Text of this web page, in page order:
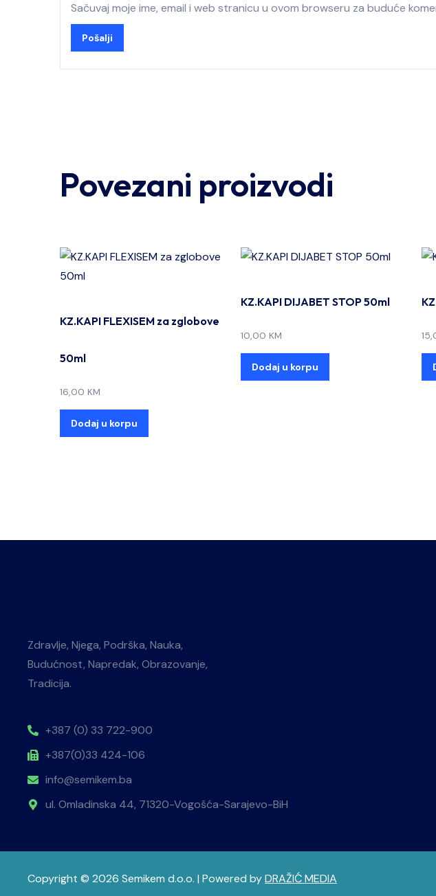
Sačuvaj moje ime, email i web stranicu u ovom browseru za buduće
Povezani proizvodi
KZ.KAPI FLEXISEM za zglobove
50ml
16,00 KM
Dodaj u korpu
KZ.KAPI DIJABET STOP 50ml
10,00 KM
Dodaj u korpu
Zdravlje, Njega, Podrška, Nauka,
Budućnost, Napredak, Obrazovanje,
Tradicija.
+387 (0) 33 722-900
+387(0)33 424-106
info@semikem.ba
ul. Omladinska 44, 71320-Vogošća-Sarajevo-BiH
Copyright © 2026 Semikem d.o.o. | Powered byDRAŽIĆ MEDIA